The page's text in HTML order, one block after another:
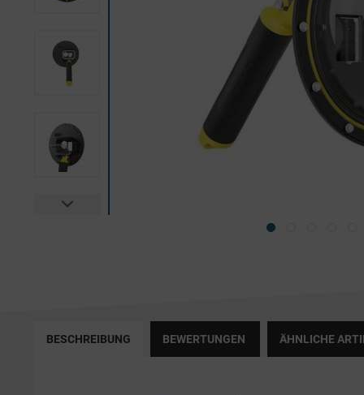
BESCHREIBUNG BEWERTUNGEN ÄHNLICHE